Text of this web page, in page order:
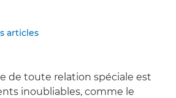
articles
de toute relation spéciale est
inoubliables, comme le